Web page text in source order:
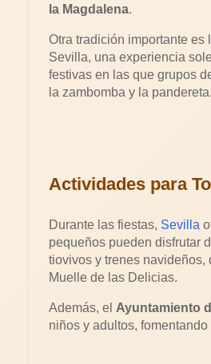
la Magdalena.
Otra tradición importante es
Sevilla, una experiencia
festivas en las que grupos
la zambomba y la pandereta.
Actividades para
Durante las fiestas, Sevilla
pequeños pueden disfrutar
tiovivos y trenes
Muelle de las Delicias.
Además, el Ayuntamiento
niños y adultos,